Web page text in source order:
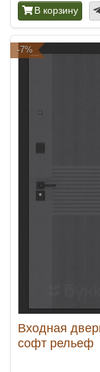
В корзину
-7%
Входная
софт рельеф